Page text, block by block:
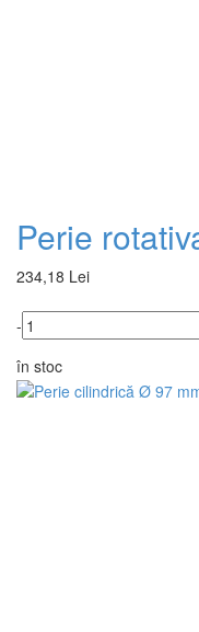
Perie
234,18 Lei
-
în stoc